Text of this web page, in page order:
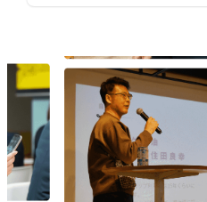
Eコマースにかかわるす
第２条（本イベ
本イベントの開催場所
を含みます。）、開催
ウェブサイト上で定め
第３条（規約の履
参加者は、カラーミ